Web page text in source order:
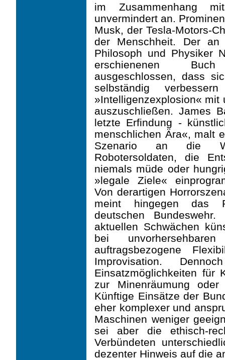
im Zusammenhang
unvermindert an.
Musk, der Tesla-Motors-
der Menschheit. Der an
Philosoph und Physiker
erschienenen
ausgeschlossen, dass
selbständig
»Intelligenzexplosion« mit
auszuschließen. James
letzte Erfindung -
menschlichen Ära«, malt
Szenario an die
Robotersoldaten, die
niemals müde oder
»legale Ziele«
Von derartigen
meint hingegen das
deutschen
aktuellen Schwächen
bei
auftragsbezogene
Improvisation.
Einsatzmöglichkeiten für
zur Minenräumung
Künftige Einsätze der
eher komplexer und
Maschinen weniger
sei aber die ethisch-
Verbündeten
dezenter Hinweis auf die